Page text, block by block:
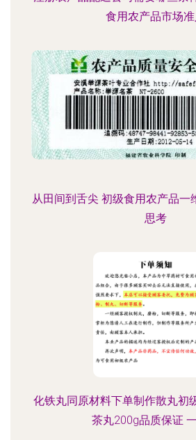
食用农产品市场准
从田间到舌尖 初级食用农产品一
思考
化铁丸同原材料下单制作散丸初
茶丸200g品质保证